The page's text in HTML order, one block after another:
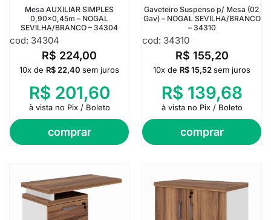
Mesa AUXILIAR SIMPLES
0,90×0,45m – NOGAL
SEVILHA/BRANCO – 34304
cod: 34304
R$ 224,00
comprar
10x de R$22,40 sem juros
R$ 201,60
à vista no Pix / Boleto
Gaveteiro Suspenso p/ Mesa (02
Gav) – NOGAL SEVILHA/BRANCO
– 34310
cod: 34310
R$ 155,20
comprar
10x de R$15,52sem juros
R$ 139,68
à vista no Pix / Boleto